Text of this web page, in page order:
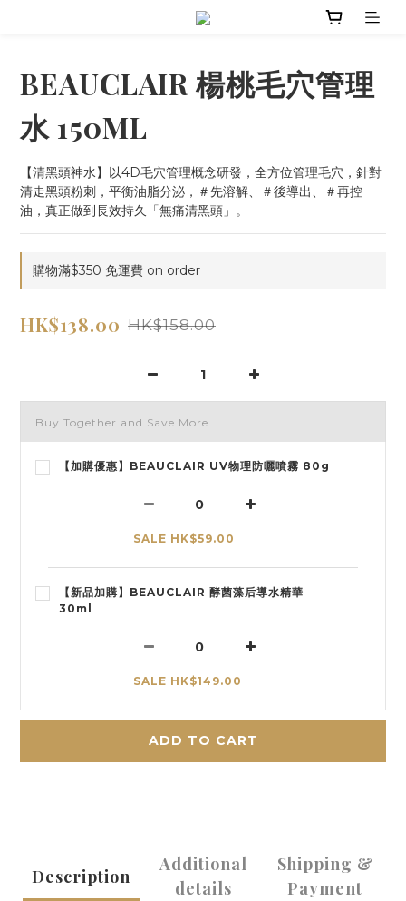
BEAUCLAIR 楊桃毛穴管理
水 150ML
【清黑頭神水】以4D毛穴管理概念研發，全方位管理毛穴，針對
清走黑頭粉刺，平衡油脂分泌，＃先溶解、＃後導出、＃再控
油，真正做到長效持久「無痛清黑頭」。
購物滿$350 免運費 on order
HK$138.00 HK$158.00
Buy Together and Save More
【加購優惠】BEAUCLAIR UV物理防曬噴霧 80g
SALE HK$59.00
【新品加購】BEAUCLAIR 酵菌藻后導水精華
30ml
SALE HK$149.00
ADD TO CART
Description
Additional
details
Shipping &
Payment